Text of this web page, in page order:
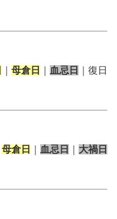
母倉日 血忌日
｜復日
母倉日 血忌日
大禍日